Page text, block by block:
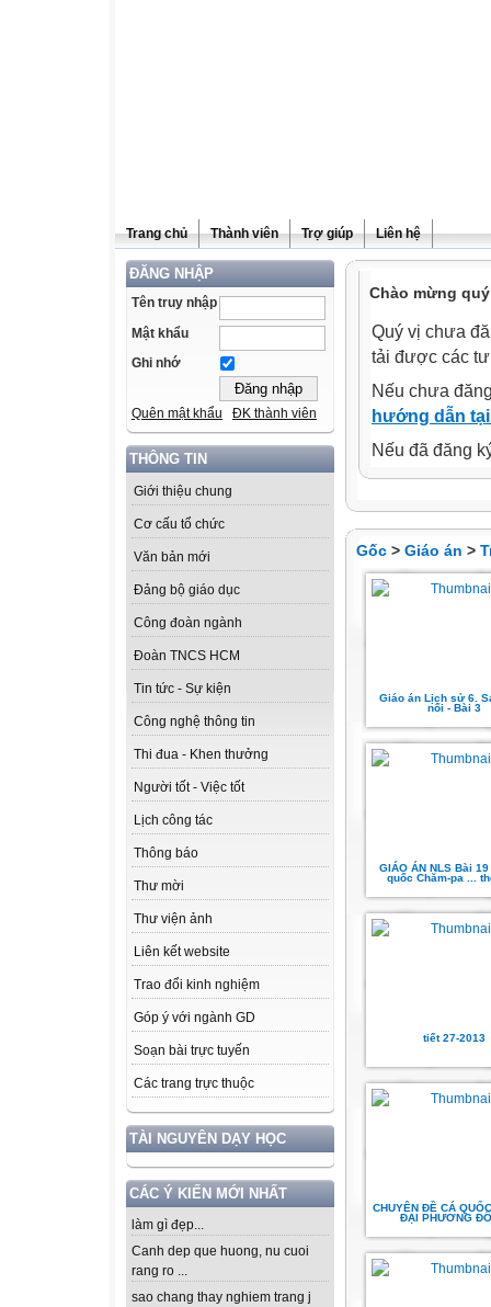
Trang chủ Thành viên Trợ giúp Liên hệ
ĐĂNG NHẬP
Tên truy nhập
Mật khẩu
Ghi nhớ
Quên mật khẩu ĐK thành viên
THÔNG TIN
Giới thiệu chung
Cơ cấu tổ chức
Văn bản mới
Đảng bộ giáo dục
Công đoàn ngành
Đoàn TNCS HCM
Tin tức - Sự kiện
Công nghệ thông tin
Thi đua - Khen thưởng
Người tốt - Việc tốt
Lịch công tác
Thông báo
Thư mời
Thư viện ảnh
Liên kết website
Trao đổi kinh nghiệm
Góp ý với ngành GD
Soạn bài trực tuyến
Các trang trực thuộc
TÀI NGUYÊN DẠY HỌC
CÁC Ý KIẾN MỚI NHẤT
làm gì đẹp...
Canh dep que huong, nu cuoi
rang ro ...
sao chang thay nghiem trang j
Chào mừng
Quý vị chưa
tải được các
Nếu chưa
hướng dẫn
Nếu đã đăng
Gốc > Giáo án >
Giáo án Lịch sử 6.
nối - Bài 3
GIÁO ÁN NLS Bài
quốc Chăm-pa ...
tiết 27-2013
CHUYÊN ĐỀ CÁ
ĐẠI PHƯƠNG